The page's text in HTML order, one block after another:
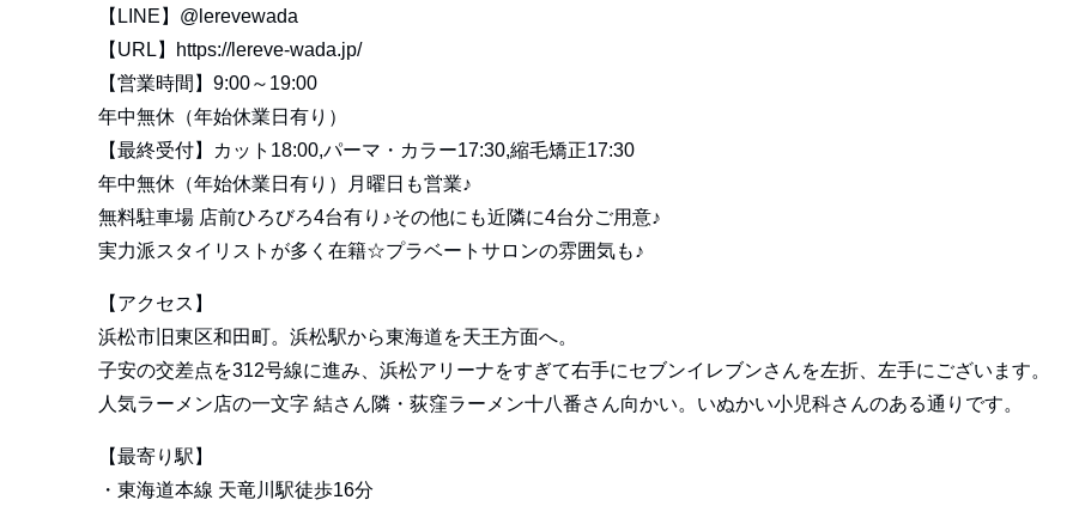
【LINE】 @lerevewada
【URL】
https://lereve-wada.jp/
【営業時間】9:00～19:00
年中無休（年始休業日有り）
【最終受付】カット18:00,パーマ・カラー17:30,縮毛矯正17:30
年中無休（年始休業日有り）月曜日も営業♪
無料駐車場 店前ひろびろ4台有り♪その他にも近隣に4台分ご用意♪
実力派スタイリストが多く在籍☆プラベートサロンの雰囲気も♪
【アクセス】
浜松市旧東区和田町。浜松駅から東海道を天王方面へ。
子安の交差点を312号線に進み、浜松アリーナをすぎて右手にセブンイレブンさんを左折、左手にございます。
人気ラーメン店の一文字 結さん隣・荻窪ラーメン十八番さん向かい。いぬかい小児科さんのある通りです。
【最寄り駅】
・東海道本線 天竜川駅徒歩16分